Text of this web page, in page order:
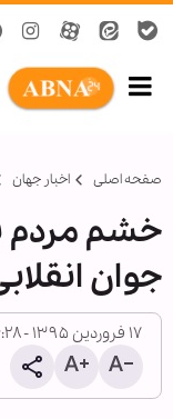
صفحه اصلی اخبار جهان
خشم مردم
جوان
۱۷ فروردین ۱۳۹۵ - ۰۶:۲۸